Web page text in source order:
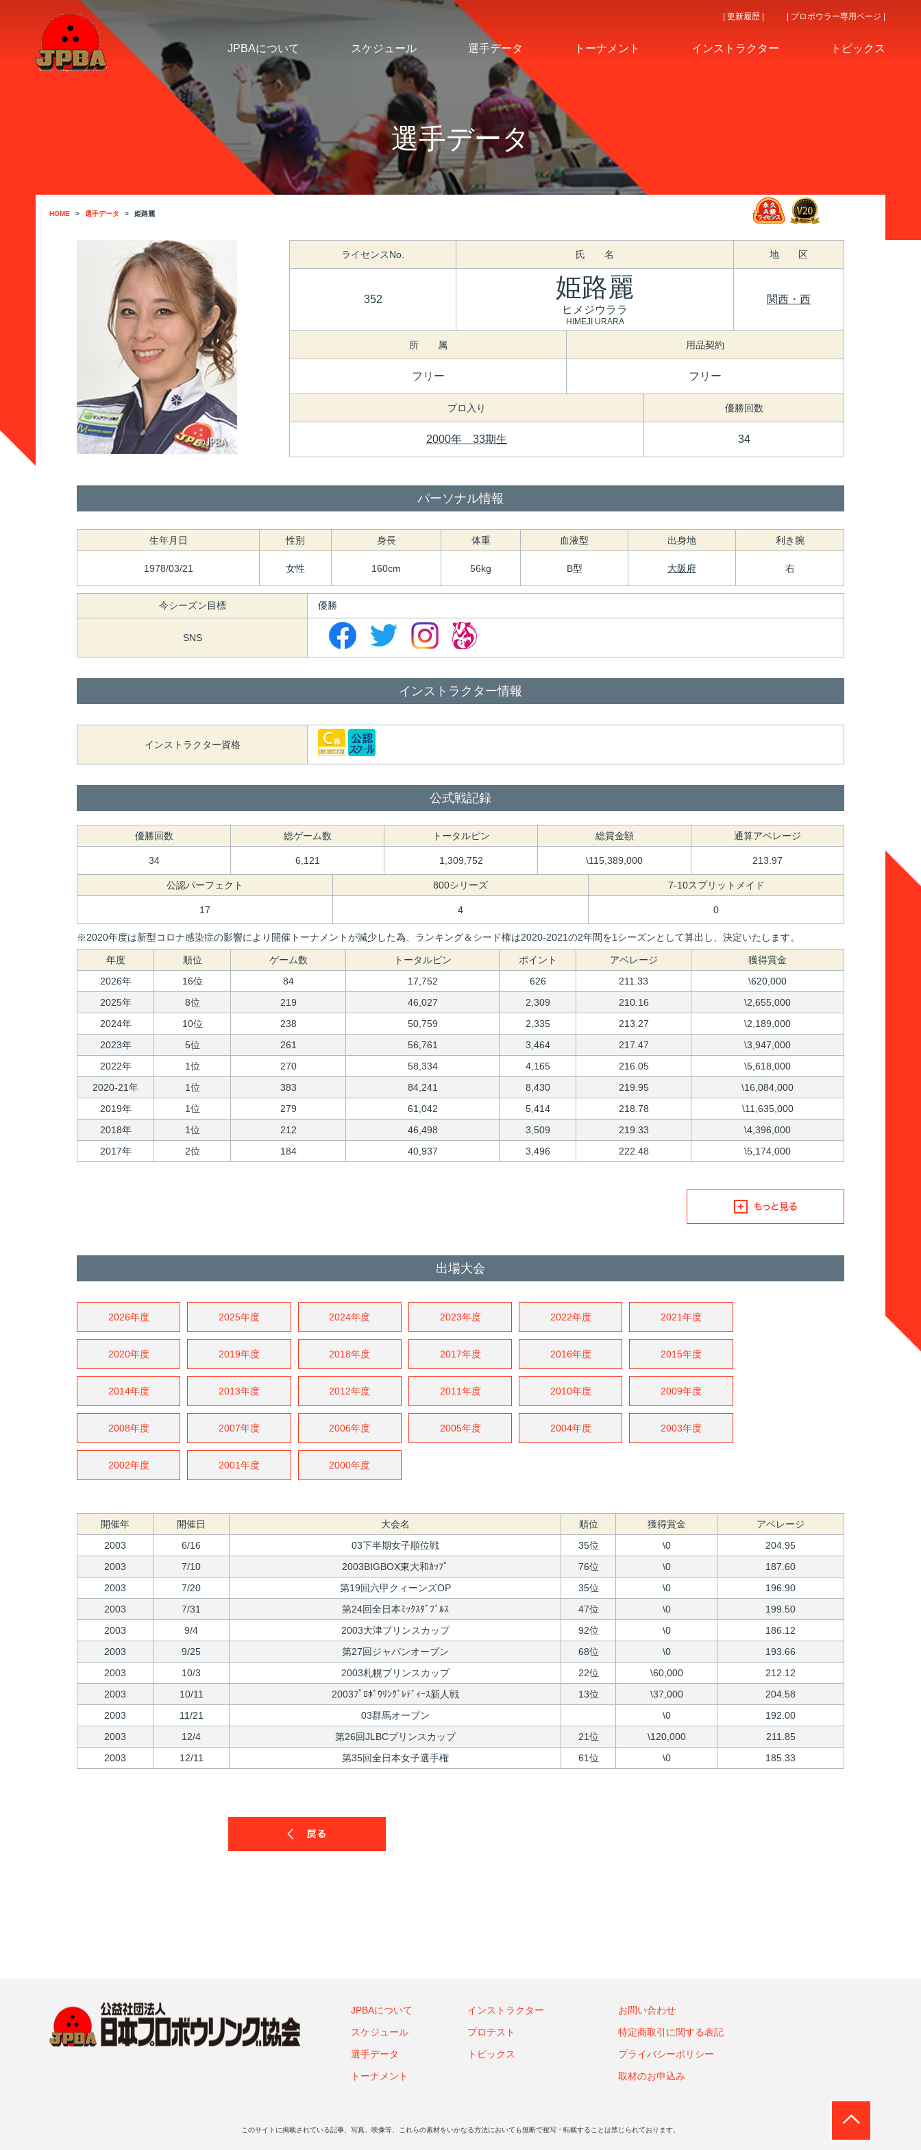
JPBAについて スケジュール 選手データ トーナメント インストラクター トピックス
| 更新履歴 | | プロボウラー専用ページ |
選手データ
HOME 選手データ 姫路麗
ライセンスNo. 氏 名 地 区
352 姫路麗
ヒメジウララ
HIMEJI URARA
関西・西
所 属 用品契約
フリー フリー
プロ入り 優勝回数
2000年 33期生 34
パーソナル情報
生年月日 性別 身長 体重 血液型 出身地 利き腕
1978/03/21 女性 160cm 56kg B型 大阪府 右
今シーズン目標 優勝
SNS
インストラクター情報
インストラクター資格
公式戦記録
優勝回数 総ゲーム数 トータルピン 総賞金額 通算アベレージ
34 6,121 1,309,752 \115,389,000 213.97
公認パーフェクト 800シリーズ 7-10スプリットメイド
17 4 0
※2020年度は新型コロナ感染症の影響により開催トーナメントが減少した為、ランキング＆シード権は2020-2021の2年間を1シーズンとして算出し、決定いたします。
年度 順位 ゲーム数 トータルピン ポイント アベレージ
獲得賞金
2026年
16位 84 17,752 626 211.33
\620,000
2025年
8位 219 46,027 2,309 210.16
\2,655,000
2024年
10位 238 50,759 2,335 213.27
\2,189,000
2023年
5位 261 56,761 3,464 217.47
\3,947,000
2022年
1位 270 58,334 4,165 216.05
\5,618,000
2020-21年
1位 383 84,241 8,430 219.95
\16,084,000
2019年
1位 279 61,042 5,414 218.78
\11,635,000
2018年
1位 212 46,498 3,509 219.33
\4,396,000
2017年
2位 184 40,937 3,496 222.48 \5,174,000
出場大会
2026年度 2025年度 2024年度 2023年度 2022年度 2021年度
2020年度 2019年度 2018年度 2017年度 2016年度 2015年度
2014年度 2013年度 2012年度 2011年度 2010年度 2009年度
2008年度 2007年度 2006年度 2005年度 2004年度 2003年度
2002年度 2001年度 2000年度
開催年 開催日 大会名 順位 獲得賞金
アベレージ
2003
6/16 03下半期女子順位戦 35位 \0
204.95
2003
7/10 2003BIGBOX東大和ｶｯﾌﾟ 76位 \0
187.60
2003
7/20 第19回六甲クィーンズOP 35位 \0
196.90
2003
7/31 第24回全日本ﾐｯｸｽﾀﾞﾌﾞﾙｽ 47位 \0
199.50
2003
9/4 2003大津プリンスカップ 92位 \0
186.12
2003
9/25 第27回ジャパンオープン 68位 \0
193.66
2003
10/3 2003札幌プリンスカップ 22位 \60,000
212.12
2003
10/11 2003ﾌﾟﾛﾎﾞｳﾘﾝｸﾞﾚﾃﾞｨｰｽ新人戦 13位 \37,000
204.58
2003
11/21 03群馬オープン \0
192.00
2003
12/4 第26回JLBCプリンスカップ 21位 \120,000
211.85
2003
12/11 第35回全日本女子選手権 61位 \0 185.33
JPBAについて
スケジュール
選手データ
トーナメント
インストラクター
プロテスト
トピックス
お問い合わせ
特定商取引に関する表記
プライバシーポリシー
取材のお申込み
このサイトに掲載されている記事、写真、映像等、これらの素材をいかなる方法においても無断で複写・転載することは禁じられております。